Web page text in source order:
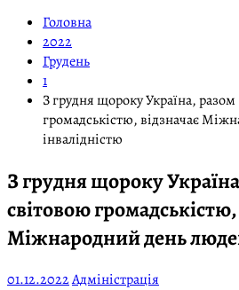
Головна
2022
Грудень
1
З грудня щороку Україна, разом
громадськістю, відзначає
інвалідністю
З грудня щороку
світовою громадськістю,
Міжнародний день
01.12.2022Адміністрація